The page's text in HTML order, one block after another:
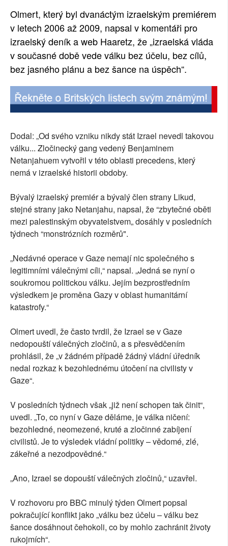
Olmert, který byl dvanáctým izraelským premiérem
v letech 2006 až 2009, napsal v komentáři pro
izraelský deník a web Haaretz, že „izraelská vláda
v současné době vede válku bez účelu, bez cílů,
bez jasného plánu a bez šance na úspěch“.
Dodal: „Od svého vzniku nikdy stát Izrael nevedl takovou
válku... Zločinecký gang vedený Benjaminem
Netanjahuem vytvořil v této oblasti precedens, který
nemá v izraelské historii obdoby.
Bývalý izraelský premiér a bývalý člen strany Likud,
stejné strany jako Netanjahu, napsal, že “zbytečné oběti
mezi palestinským obyvatelstvem„ dosáhly v posledních
týdnech “monstrózních rozměrů".
„Nedávné operace v Gaze nemají nic společného s
legitimními válečnými cíli,“ napsal. „Jedná se nyní o
soukromou politickou válku. Jejím bezprostředním
výsledkem je proměna Gazy v oblast humanitární
katastrofy.“
Olmert uvedl, že často tvrdil, že Izrael se v Gaze
nedopouští válečných zločinů, a s přesvědčením
prohlásil, že „v žádném případě žádný vládní úředník
nedal rozkaz k bezohlednému útočení na civilisty v
Gaze“.
V posledních týdnech však „již není schopen tak činit“,
uvedl. „To, co nyní v Gaze děláme, je válka ničení:
bezohledné, neomezené, kruté a zločinné zabíjení
civilistů. Je to výsledek vládní politiky – vědomé, zlé,
zákeřné a nezodpovědné.“
„Ano, Izrael se dopouští válečných zločinů,“ uzavřel.
V rozhovoru pro BBC minulý týden Olmert popsal
pokračující konflikt jako „válku bez účelu – válku bez
šance dosáhnout čehokoli, co by mohlo zachránit životy
rukojmích“.